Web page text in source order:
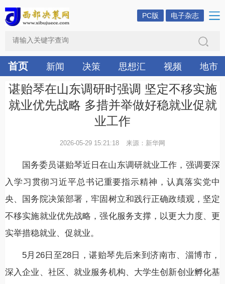
PC版 电子杂志
首页 新闻 决策 思想汇 视频 地市
谌贻琴在山东调研时强调 坚定不移实施
就业优先战略 多措并举做好稳就业促就
业工作
2026-05-29 15:21:18 来源：新华网
国务委员谌贻琴近日在山东调研就业工作，强调要深
入学习贯彻习近平总书记重要指示精神，认真落实党中
央、国务院决策部署，牢固树立和践行正确政绩观，坚定
不移实施就业优先战略，强化服务支撑，以更大力度、更
实举措稳就业、促就业。
5月26日至28日，谌贻琴先后来到济南市、淄博市，
深入企业、社区、就业服务机构、大学生创新创业孵化基